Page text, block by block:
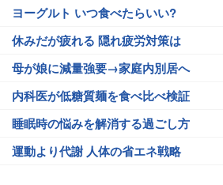
ヨーグルト いつ食べたらいい?
休みだが疲れる 隠れ疲労対策は
母が娘に減量強要→家庭内別居へ
内科医が低糖質麺を食べ比べ検証
睡眠時の悩みを解消する過ごし方
運動より代謝 人体の省エネ戦略